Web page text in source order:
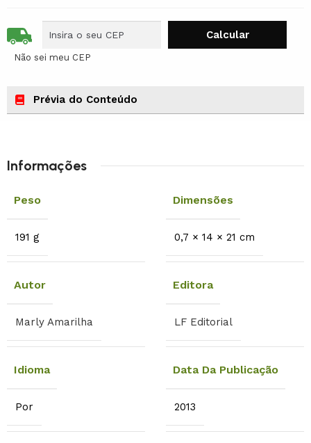
Não sei meu CEP
Prévia do Conteúdo
Informações
Peso
191 g
Dimensões
0,7 × 14 × 21 cm
Autor
Marly Amarilha
Editora
LF Editorial
Idioma
Por
Data Da Publicação
2013